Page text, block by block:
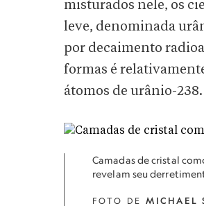
misturados nele, os
leve, denominada
por decaimento
formas é
átomos de urânio-238.
Camadas de cristal
revelam seu
FOTO DE MICHAEL